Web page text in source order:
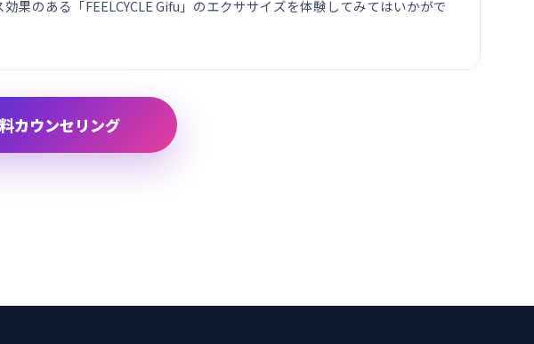
果のある「FEELCYCLE Gifu」のエクササイズを体験してみてはいかがで
カウンセリング